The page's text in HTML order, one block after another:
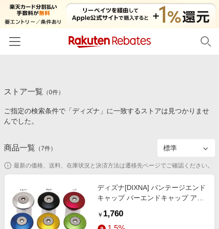
カテゴリー一覧
百貨店・総合ECモール
食品・スイーツ・お酒
コスメ・健康・医薬品
キッズ・ベビー用品
家電・PC・スマホ・カメラ
エンタメ
イベント一覧
初回購入者限定特典
対象ストア新規限定特典
電子書籍特集
楽天ペイ導入ストア
ストア一覧 （0件）
ご指定の検索条件で「ディズナ」に一致するストアは見つかりませ
んでした。
商品一覧 （7件）
最新の価格、送料、在庫状況と決済方法は遷移先ページでご確認ください。
ディズナ[DIXNA] バンテージエンド
キャップ バーエンドキャップ アル
￥ 1,760